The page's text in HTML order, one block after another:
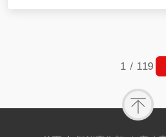
1 / 119